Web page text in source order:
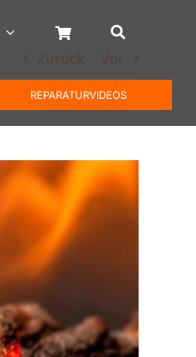
REPARATURVIDEOS
Zurück Vor